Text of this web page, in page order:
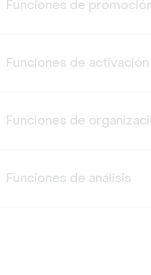
Funciones de
Funciones de activación
Funciones de
Funciones de análisis